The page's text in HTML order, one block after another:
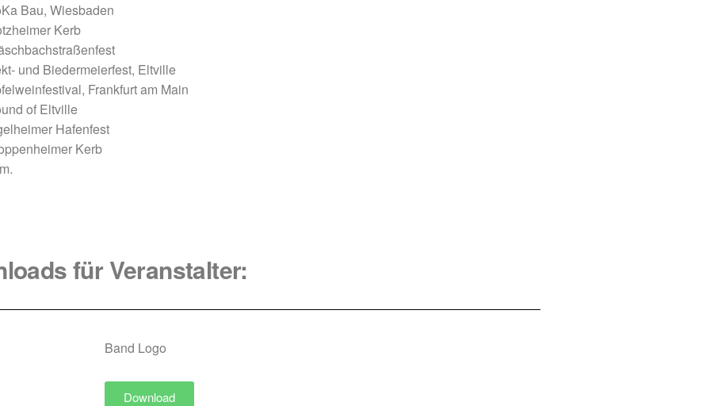
Bau, Wiesbaden
Kerb
und Biedermeierfest, Eltville
Frankfurt am Main
of Eltville
Hafenfest
Kerb
für Veranstalter:
Band Logo
Download